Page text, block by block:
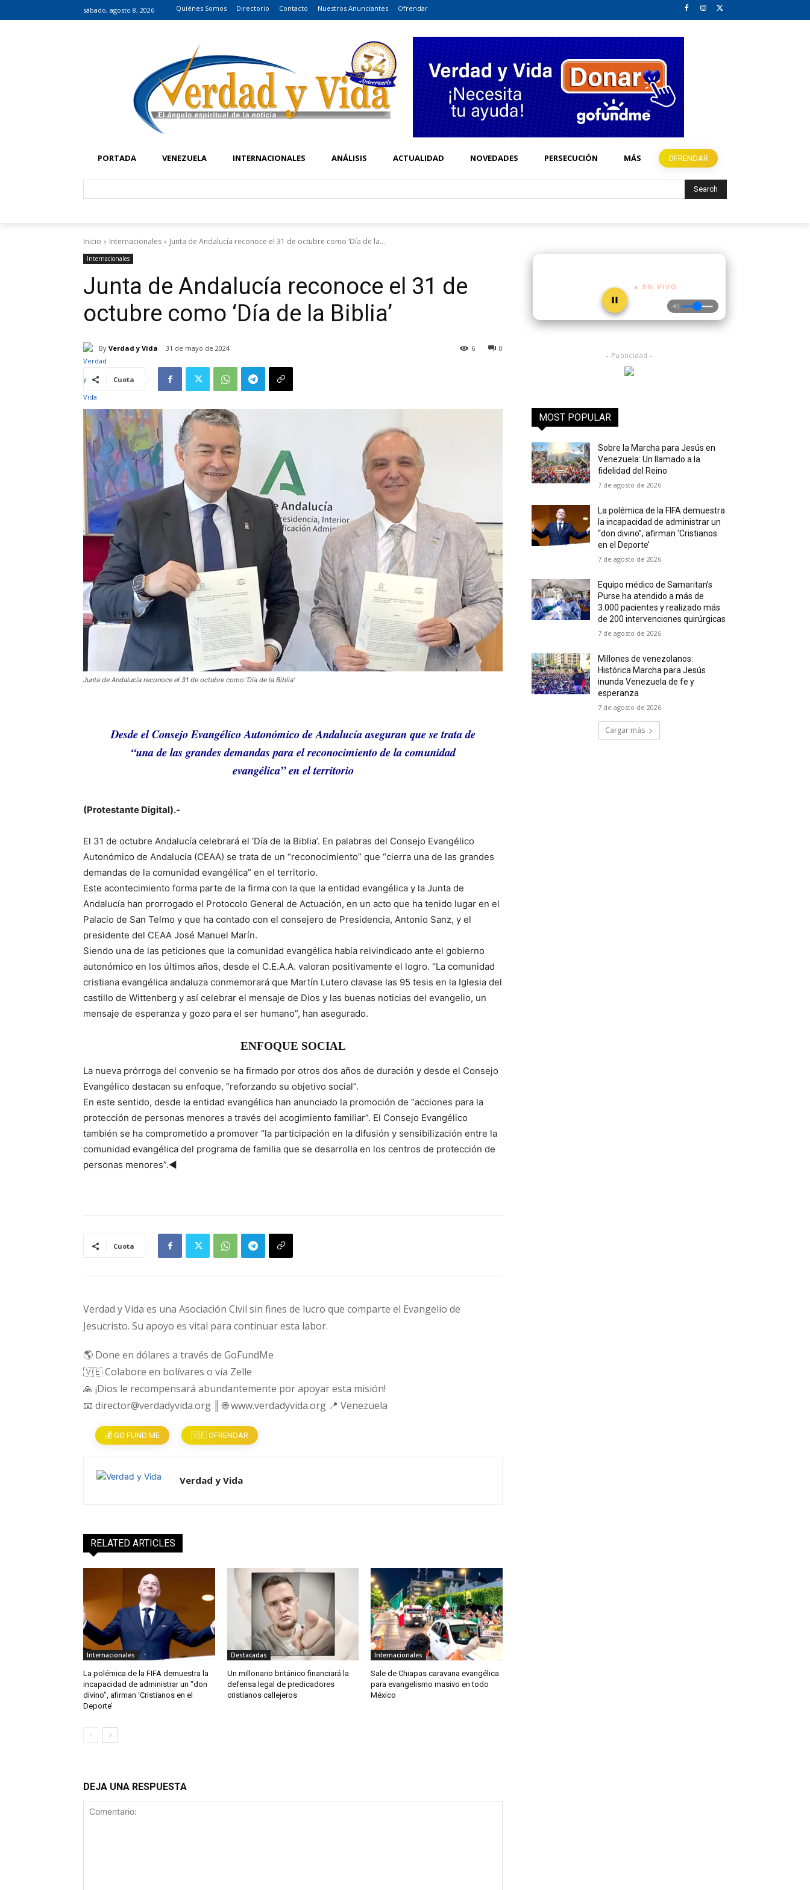
sábado, agosto 8, 2026 Quiénes Somos Directorio Contacto Nuestros Anunciantes Ofrendar
PORTADA VENEZUELA INTERNACIONALES ANÁLISIS ACTUALIDAD NOVEDADES PERSECUCIÓN MÁS OFRENDAR
Search
Inicio Internacionales Junta de Andalucía reconoce el 31 de octubre como ‘Día de la...
Internacionales
Junta de Andalucía reconoce el 31 de
octubre como ‘Día de la Biblia’
By Verdad y Vida 31 de mayo de 2024 0
6
Cuota
Junta de Andalucía reconoce el 31 de octubre como ‘Día de la Biblia’
Desde el Consejo Evangélico Autonómico de Andalucía aseguran que se trata de
“una de las grandes demandas para el reconocimiento de la comunidad
evangélica” en el territorio
(Protestante Digital).-
El 31 de octubre Andalucía celebrará el ‘Día de la Biblia’. En palabras del Consejo Evangélico
Autonómico de Andalucía (CEAA) se trata de un “reconocimiento” que “cierra una de las grandes
demandas de la comunidad evangélica” en el territorio.
Este acontecimiento forma parte de la firma con la que la entidad evangélica y la Junta de
Andalucía han prorrogado el Protocolo General de Actuación, en un acto que ha tenido lugar en el
Palacio de San Telmo y que ha contado con el consejero de Presidencia, Antonio Sanz, y el
presidente del CEAA José Manuel Marín.
Siendo una de las peticiones que la comunidad evangélica había reivindicado ante el gobierno
autonómico en los últimos años, desde el C.E.A.A. valoran positivamente el logro. “La comunidad
cristiana evangélica andaluza conmemorará que Martín Lutero clavase las 95 tesis en la Iglesia del
castillo de Wittenberg y así celebrar el mensaje de Dios y las buenas noticias del evangelio, un
mensaje de esperanza y gozo para el ser humano”, han asegurado.
ENFOQUE SOCIAL
La nueva prórroga del convenio se ha firmado por otros dos años de duración y desde el Consejo
Evangélico destacan su enfoque, “reforzando su objetivo social”.
En este sentido, desde la entidad evangélica han anunciado la promoción de “acciones para la
protección de personas menores a través del acogimiento familiar”. El Consejo Evangélico
también se ha comprometido a promover “la participación en la difusión y sensibilización entre la
comunidad evangélica del programa de familia que se desarrolla en los centros de protección de
personas menores”.◄
Cuota
Verdad y Vida es una Asociación Civil sin fines de lucro que comparte el Evangelio de
Jesucristo. Su apoyo es vital para continuar esta labor.
🌎 Done en dólares a través de GoFundMe
🇻🇪 Colabore en bolívares o vía Zelle
🙏 ¡Dios le recompensará abundantemente por apoyar esta misión!
📧 director@verdadyvida.org ║ 🌐 www.verdadyvida.org 📍 Venezuela
💰 GO FUND ME 🇻🇪 OFRENDAR
Verdad y Vida
RELATED ARTICLES
Internacionales
La polémica de la FIFA demuestra la
incapacidad de administrar un “don
divino”, afirman ‘Cristianos en el
Deporte’
Destacadas
Un millonario británico financiará la
defensa legal de predicadores
cristianos callejeros
Internacionales
Sale de Chiapas caravana evangélica
para evangelismo masivo en todo
México
DEJA UNA RESPUESTA
● EN VIVO
- Publicidad -
MOST POPULAR
Sobre la Marcha para Jesús en
Venezuela: Un llamado a la
fidelidad del Reino
7 de agosto de 2026
La polémica de la FIFA demuestra
la incapacidad de administrar un
“don divino”, afirman ‘Cristianos
en el Deporte’
7 de agosto de 2026
Equipo médico de Samaritan’s
Purse ha atendido a más de
3.000 pacientes y realizado más
de 200 intervenciones quirúrgicas
7 de agosto de 2026
Millones de venezolanos:
Histórica Marcha para Jesús
inunda Venezuela de fe y
esperanza
7 de agosto de 2026
Cargar más